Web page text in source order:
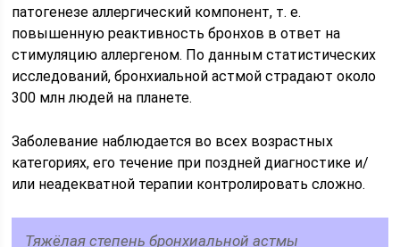
патогенезе аллергический компонент, т. е.
повышенную реактивность бронхов в ответ на
стимуляцию аллергеном. По данным статистических
исследований, бронхиальной астмой страдают около
300 млн людей на планете.
Заболевание наблюдается во всех возрастных
категориях, его течение при поздней диагностике и/
или неадекватной терапии контролировать сложно.
Тяжёлая степень бронхиальной астмы